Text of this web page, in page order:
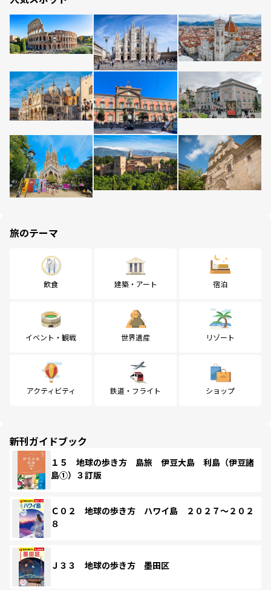
旅のテーマ
飲食 建築・アート 宿泊
イベント・観戦 世界遺産 リゾート
アクティビティ 鉄道・フライト ショップ
新刊ガイドブック
１５ 地球の歩き方 島旅 伊豆大島 利島（伊豆諸
島①）３訂版
Ｃ０２ 地球の歩き方 ハワイ島 ２０２７～２０２
８
Ｊ３３ 地球の歩き方 墨田区